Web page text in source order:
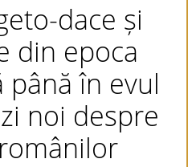
dace și
din epoca
în evul
noi despre